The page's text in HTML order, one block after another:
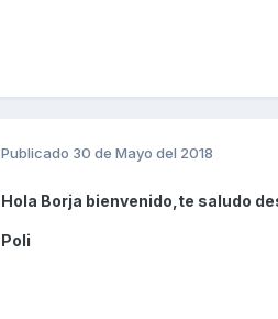
Publicado 30 de Mayo del 2018
Hola Borja bienvenido,te saludo
Poli